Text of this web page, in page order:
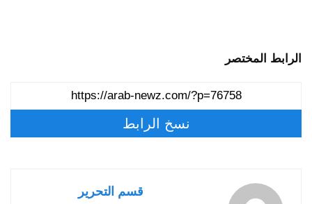
الرابط المختصر
نسخ الرابط
قسم التحرير